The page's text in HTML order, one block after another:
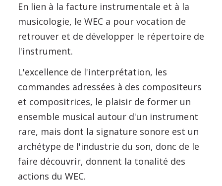
En lien à la facture instrumentale et à la
musicologie, le WEC a pour vocation de
retrouver et de développer le répertoire de
l'instrument.
L'excellence de l'interprétation, les
commandes adressées à des compositeurs
et compositrices, le plaisir de former un
ensemble musical autour d'un instrument
rare, mais dont la signature sonore est un
archétype de l'industrie du son, donc de le
faire découvrir, donnent la tonalité des
actions du WEC.